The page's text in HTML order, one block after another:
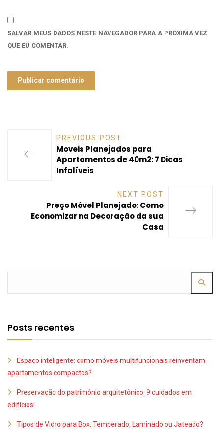
SALVAR MEUS DADOS NESTE NAVEGADOR PARA A PRÓXIMA VEZ
QUE EU COMENTAR.
PREVIOUS POST
Moveis Planejados para
Apartamentos de 40m2: 7 Dicas
Infalíveis
NEXT POST
Preço Móvel Planejado: Como
Economizar na Decoração da sua
Casa
Posts recentes
Espaço inteligente: como móveis multifuncionais reinventam
apartamentos compactos?
Preservação do patrimônio arquitetônico: 9 cuidados em
edifícios!
Tipos de Vidro para Box: Temperado, Laminado ou Jateado?